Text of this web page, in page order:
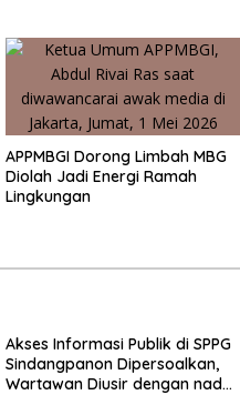
APPMBGI Dorong Limbah MBG
Diolah Jadi Energi Ramah
Lingkungan
Akses Informasi Publik di SPPG
Sindangpanon Dipersoalkan,
Wartawan Diusir dengan nada